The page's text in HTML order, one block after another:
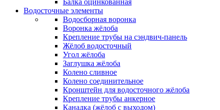
Балка оцинкованная
Водосточные элементы
Водосборная воронка
Воронка жёлоба
Крепление трубы на сэндвич-панель
Жёлоб водосточный
Угол жёлоба
Заглушка жёлоба
Колено сливное
Колено соединительное
Кронштейн для водосточного жёлоба
Крепление трубы анкерное
Канадка (жёлоб с выходом)